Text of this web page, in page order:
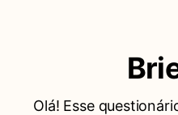
Olá! Esse